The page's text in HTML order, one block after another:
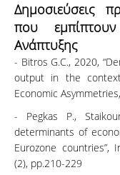
Δημοσιεύσεις
που
Ανάπτυξης
- Bitros G.C., 2020,
output in the
Economic
- Pegkas P.,
determinants of
Eurozone countries”,
(2), pp.210-229